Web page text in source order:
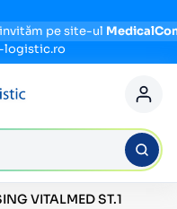
pe site-ul
logistic.ro
VITALMED ST.1